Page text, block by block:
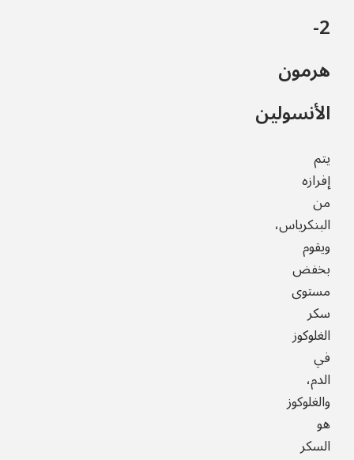
2-
هرمون
الأنسولين
يتم
إفرازه
من
البنكرياس،
ويقوم
بخفض
مستوى
سكر
الغلوكوز
في
الدم،
والغلوكوز
هو
السكر